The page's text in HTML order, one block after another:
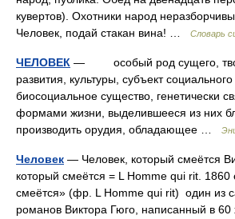
кувертов). Охотники народ
Человек, подай стакан вина! …
Словарь
ЧЕЛОВЕК — особый род сущего,
развития, культуры, субъект социального
биосоциальное существо, генетически
формами жизни, выделившееся из них
производить орудия, обладающее …
Человек — Человек, который смеётся
который смеётся = L Homme qui rit. 1860
смеётся» (фр. L Homme qui rit) один из
романов Виктора Гюго, написанный в 60